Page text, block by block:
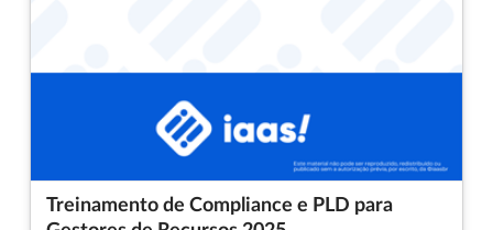
Treinamento de Compliance e PLD para